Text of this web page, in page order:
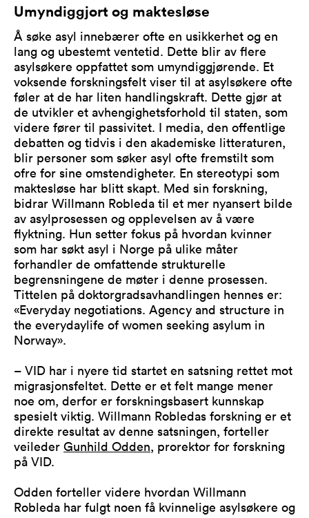
Umyndiggjort og maktesløse
Å søke asyl innebærer ofte en usikkerhet og en
lang og ubestemt ventetid. Dette blir av flere
asylsøkere oppfattet som umyndiggjørende. Et
voksende forskningsfelt viser til at asylsøkere ofte
føler at de har liten handlingskraft. Dette gjør at
de utvikler et avhengighetsforhold til staten, som
videre fører til passivitet. I media, den offentlige
debatten og tidvis i den akademiske litteraturen,
blir personer som søker asyl ofte fremstilt som
ofre for sine omstendigheter. En stereotypi som
maktesløse har blitt skapt. Med sin forskning,
bidrar Willmann Robleda til et mer nyansert bilde
av asylprosessen og opplevelsen av å være
flyktning. Hun setter fokus på hvordan kvinner
som har søkt asyl i Norge på ulike måter
forhandler de omfattende strukturelle
begrensningene de møter i denne prosessen.
Tittelen på doktorgradsavhandlingen hennes er:
«Everyday negotiations. Agency and structure in
the everydaylife of women seeking asylum in
Norway».
– VID har i nyere tid startet en satsning rettet mot
migrasjonsfeltet. Dette er et felt mange mener
noe om, derfor er forskningsbasert kunnskap
spesielt viktig. Willmann Robledas forskning er et
direkte resultat av denne satsningen, forteller
veileder Gunhild Odden, prorektor for forskning
på VID.
Odden forteller videre hvordan Willmann
Robleda har fulgt noen få kvinnelige asylsøkere og